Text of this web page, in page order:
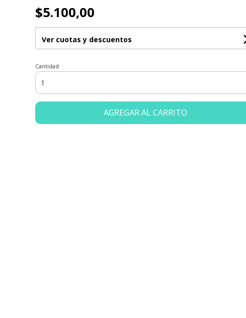
$5.100,00
Ver cuotas y descuentos
Cantidad
AGREGAR AL CARRITO